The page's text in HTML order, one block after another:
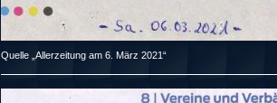
Quelle „Allerzeitung am 6. März 2021“